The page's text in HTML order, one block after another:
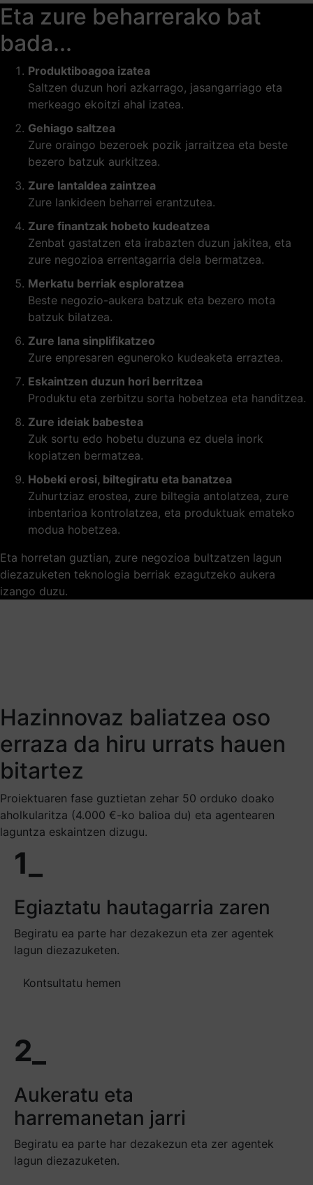
Eta zure beharrerako bat
bada...
Produktiboagoa izatea
Saltzen duzun hori azkarrago, jasangarriago eta
merkeago ekoitzi ahal izatea.
Gehiago saltzea
Zure oraingo bezeroek pozik jarraitzea eta beste
bezero batzuk aurkitzea.
Zure lantaldea zaintzea
Zure lankideen beharrei erantzutea.
Zure finantzak hobeto kudeatzea
Zenbat gastatzen eta irabazten duzun jakitea, eta
zure negozioa errentagarria dela bermatzea.
Merkatu berriak esploratzea
Beste negozio-aukera batzuk eta bezero mota
batzuk bilatzea.
Zure lana sinplifikatzeo
Zure enpresaren eguneroko kudeaketa erraztea.
Eskaintzen duzun hori berritzea
Produktu eta zerbitzu sorta hobetzea eta handitzea.
Zure ideiak babestea
Zuk sortu edo hobetu duzuna ez duela inork
kopiatzen bermatzea.
Hobeki erosi, biltegiratu eta banatzea
Zuhurtziaz erostea, zure biltegia antolatzea, zure
inbentarioa kontrolatzea, eta produktuak emateko
modua hobetzea.
Eta horretan guztian, zure negozioa bultzatzen lagun
diezazuketen teknologia berriak ezagutzeko aukera
izango duzu.
Hazinnovaz baliatzea oso
erraza da hiru urrats hauen
bitartez
Proiektuaren fase guztietan zehar 50 orduko doako
aholkularitza (4.000 €-ko balioa du) eta agentearen
laguntza eskaintzen dizugu.
1_
Egiaztatu hautagarria zaren
Begiratu ea parte har dezakezun eta zer agentek
lagun diezazuketen.
Kontsultatu hemen
2_
Aukeratu eta
harremanetan jarri
Begiratu ea parte har dezakezun eta zer agentek
lagun diezazuketen.